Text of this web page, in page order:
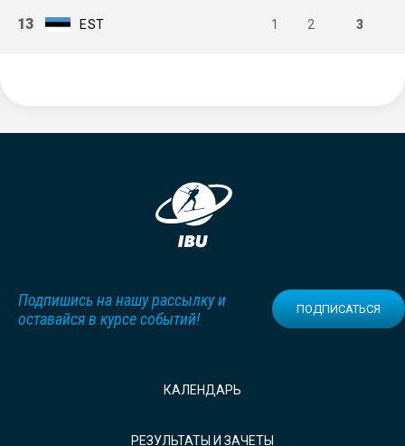
13 EST 1 2 3
Подпишись на нашу рассылку и
оставайся в курсе событий!
ПОДПИСАТЬСЯ
КАЛЕНДАРЬ
РЕЗУЛЬТАТЫ И ЗАЧЕТЫ